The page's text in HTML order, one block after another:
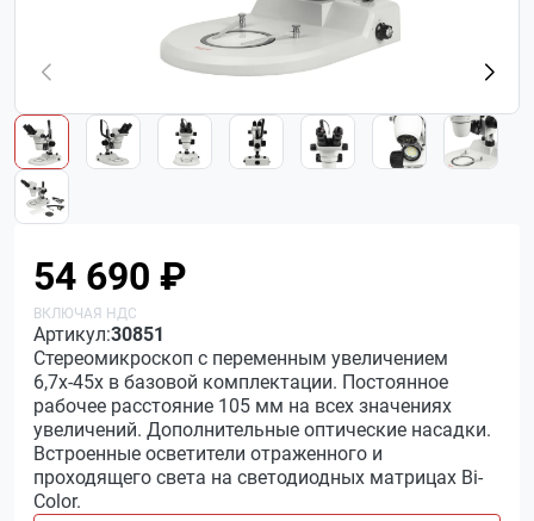
54 690 ₽
Артикул:30851
Стереомикроскоп с переменным увеличением
6,7х-45х в базовой комплектации. Постоянное
рабочее расстояние 105 мм на всех значениях
увеличений. Дополнительные оптические насадки.
Встроенные осветители отраженного и
проходящего света на светодиодных матрицах Bi-
Color.